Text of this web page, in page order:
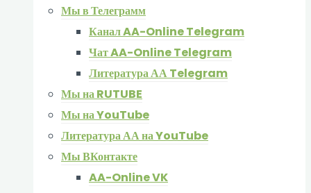
Мы в Телеграмм
Канал AA-Online Telegram
Чат AA-Online Telegram
Литература АА Telegram
Мы на RUTUBE
Мы на YouTube
Литература АА на YouTube
Мы ВКонтакте
AA-Online VK